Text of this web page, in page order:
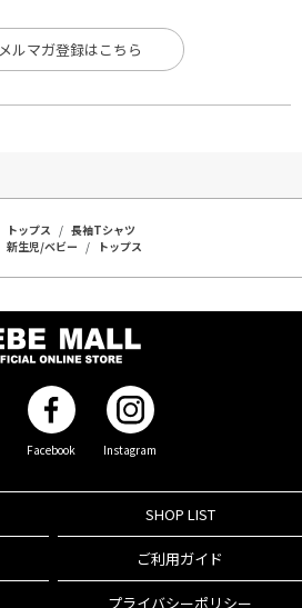
メルマガ登録はこちら
トップス
長袖Tシャツ
新生児/ベビー トップス
Facebook Instagram
SHOP LIST
ご利用ガイド
プライバシーポリシー